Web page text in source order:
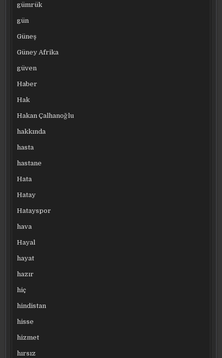
gümrük
gün
Güneş
Güney Afrika
güven
Haber
Hak
Hakan Çalhanoğlu
hakkında
hasta
hastane
Hata
Hatay
Hatayspor
hava
Hayal
hayat
hazır
hiç
hindistan
hisse
hizmet
hırsız